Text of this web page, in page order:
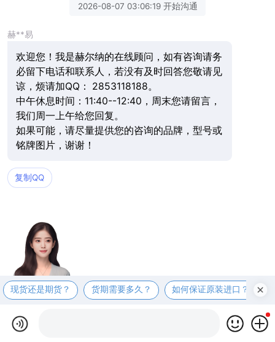
2026-08-07 03:06:19 开始沟通
赫**易
欢迎您！我是赫尔纳的在线顾问，如有咨询请务
必留下电话和联系人，若没有及时回答您敬请见
谅，烦请加QQ： 2853118188。
中午休息时间：11:40--12:40，周末您请留言，
我们周一上午给您回复。
如果可能，请尽量提供您的咨询的品牌，型号或
铭牌图片，谢谢！
复制QQ
现货还是期货？ 货期需要多久？ 如何保证原装进口？